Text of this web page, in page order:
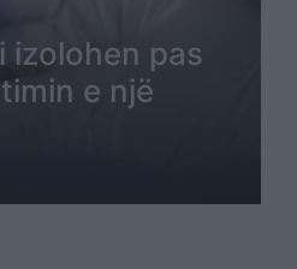
izolohen pas
e një